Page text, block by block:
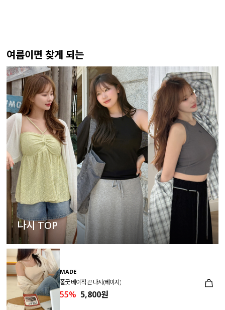
여름이면 찾게 되는
나시 TOP
MADE
폴굿 베이직 끈 나시(베이지)
55% 5,800원